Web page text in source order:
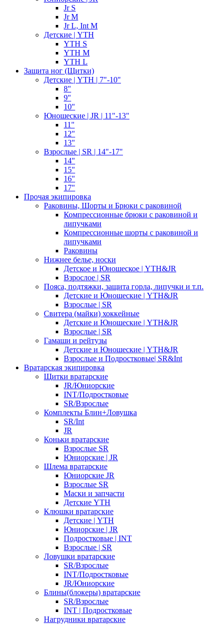
Jr S
Jr M
Jr L, Int M
Детские | YTH
YTH S
YTH M
YTH L
Защита ног (Щитки)
Детские | YTH | 7"-10"
8"
9"
10"
Юношеские | JR | 11"-13"
11"
12"
13"
Взрослые | SR | 14"-17"
14"
15"
16"
17"
Прочая экипировка
Раковины, Шорты и Брюки с раковиной
Компрессионные брюки с раковиной и
липучками
Компрессионные шорты с раковиной и
липучками
Раковины
Нижнее белье, носки
Детское и Юношеское | YTH&JR
Взрослое | SR
Пояса, подтяжки, защита горла, липучки и т.п.
Детские и Юношеские | YTH&JR
Взрослые | SR
Свитера (майки) хоккейные
Детские и Юношеские | YTH&JR
Взрослые | SR
Гамаши и рейтузы
Детские и Юношеские | YTH&JR
Взрослые и Подростковые| SR&Int
Вратарская экипировка
Щитки вратарские
JR/Юниорские
INT/Подростковые
SR/Взрослые
Комплекты Блин+Ловушка
SR/Int
JR
Коньки вратарские
Взрослые SR
Юниорские | JR
Шлема вратарские
Юниорские JR
Взрослые SR
Маски и запчасти
Детские YTH
Клюшки вратарские
Детские | YTH
Юниорские | JR
Подростковые | INT
Взрослые | SR
Ловушки вратарские
SR/Взрослые
INT/Подростковые
JR/Юниорские
Блины(блокеры) вратарские
SR/Взрослые
INT | Подростковые
Нагрудники вратарские